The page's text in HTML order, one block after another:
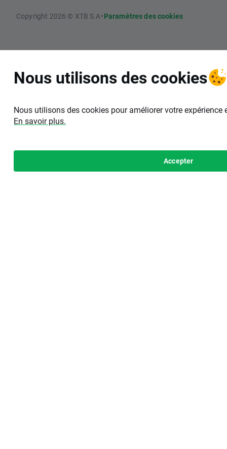
Copyright 2026 © XTB S.A•Paramètres des cookies
Nous utilisons des cookies
Nous utilisons des cookies pour améliorer votre
En savoir plus.
Accepter